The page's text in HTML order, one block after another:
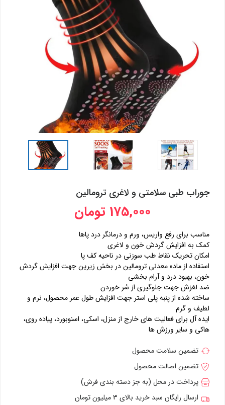
جوراب طبی سلامتی و لاغری ترومالین
175,000 تومان
مناسب برای رفع واریس، ورم و درمانگر درد پاها
کمک به افزایش گردش خون و لاغری
امکان تحریک نقاط طب سوزنی در ناحیه کف پا
استفاده از ماده معدنی ترومالین در بخش زیرین جهت افزایش گردش
خون، بهبود درد و آرام بخشی
ضد لغزش جهت جلوگیری از سُر خوردن
ساخته شده از پنبه پلی استر جهت افزایش طول عمر محصول، نرم و
لطیف و گرم
ایده آل برای فعالیت های خارج از منزل، اسکی، اسنوبورد، پیاده روی،
هاکی و سایر ورزش ها
تضمین سلامت محصول
تضمین اصالت محصول
پرداخت در محل (به جز دسته بندی فرش)
ارسال رایگان سبد خرید بالای 3 میلیون تومان